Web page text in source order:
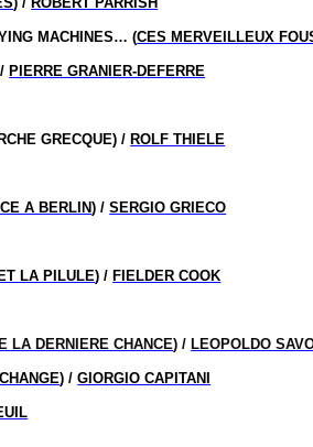
MACHINES…(CES MERVEILLEUX
/ PIERRE GRANIER-DEFERRE
GRECQUE) / ROLF THIELE
A BERLIN) /SERGIO GRIECO
LA PILULE) / FIELDER COOK
LA DERNIERE CHANCE) / LEOPOLDO
) /GIORGIO CAPITANI